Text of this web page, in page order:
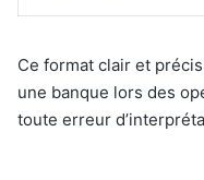
Ce format clair et
une banque lors des
toute erreur